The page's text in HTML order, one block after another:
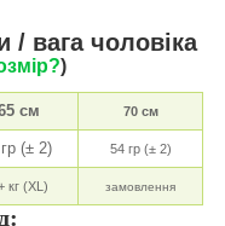
/ вага чоловіка
)
см 70 см
(± 2) 54 гр (± 2)
кг (XL) замовлення